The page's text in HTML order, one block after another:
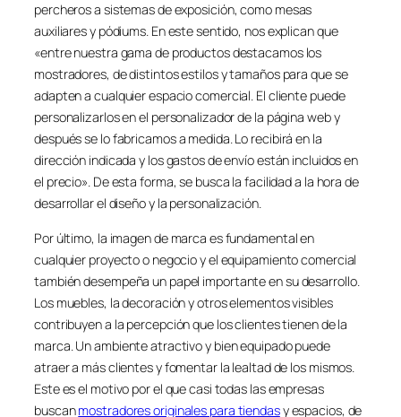
percheros a sistemas de exposición, como mesas
auxiliares y pódiums. En este sentido, nos explican que
«entre nuestra gama de productos destacamos los
mostradores, de distintos estilos y tamaños para que se
adapten a cualquier espacio comercial. El cliente puede
personalizarlos en el personalizador de la página web y
después se lo fabricamos a medida. Lo recibirá en la
dirección indicada y los gastos de envío están incluidos en
el precio». De esta forma, se busca la facilidad a la hora de
desarrollar el diseño y la personalización.
Por último, la imagen de marca es fundamental en
cualquier proyecto o negocio y el equipamiento comercial
también desempeña un papel importante en su desarrollo.
Los muebles, la decoración y otros elementos visibles
contribuyen a la percepción que los clientes tienen de la
marca. Un ambiente atractivo y bien equipado puede
atraer a más clientes y fomentar la lealtad de los mismos.
Este es el motivo por el que casi todas las empresas
buscanmostradores originales para tiendasy espacios, de